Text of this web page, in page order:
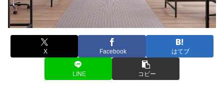
X Facebook はてブ
LINE コピー